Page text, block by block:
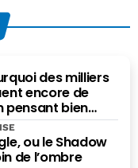
des milliers
encore de
pensant bien
ou le Shadow
de l’ombre